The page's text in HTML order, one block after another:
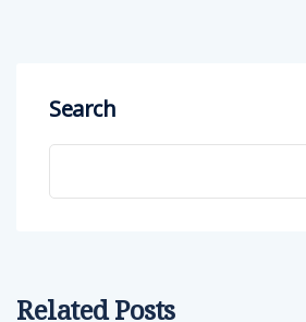
Search
Related Posts